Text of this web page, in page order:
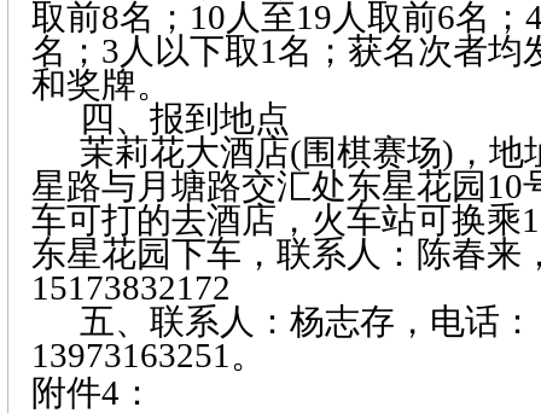
取前8名； 10 人至19 人取前6名；
名； 3 人以下取1名；获名次者均
和奖牌。
四、报到地点
茉莉花大酒店(围棋赛场) ，
星路与月塘路交汇处东星花园 10
车可打的去酒店，火车站可换乘
东星花园下车，联系人：陈春来
15173832172
五、联系人：杨志存，电话：
13973163251 。
附件4 ：